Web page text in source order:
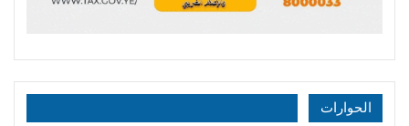
الحوارات